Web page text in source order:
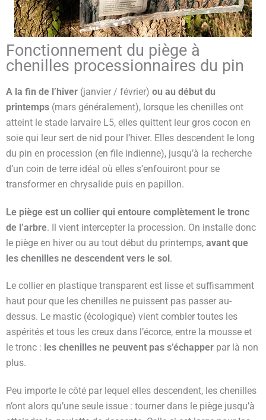
Fonctionnement du piège à
chenilles processionnaires du pin
A la fin de l’hiver (janvier / février) ou au début du
printemps (mars généralement), lorsque les chenilles ont
atteint le stade larvaire L5, elles quittent leur gros cocon en
soie qui leur sert de nid pour l’hiver. Elles descendent le long
du pin en procession (en file indienne), jusqu’à la recherche
d’un coin de terre idéal où elles s’enfouiront pour se
transformer en chrysalide puis en papillon.
Le piège est un collier qui entoure complètement le tronc
de l’arbre. Il vient intercepter la procession. On installe donc
le piège en hiver ou au tout début du printemps, avant que
les chenilles ne descendent vers le sol.
Le collier en plastique transparent est lisse et suffisamment
haut pour que les chenilles ne puissent pas passer au-
dessus. Le mastic (écologique) vient combler toutes les
aspérités et tous les creux dans l’écorce, entre la mousse et
le tronc : les chenilles ne peuvent pas s’échapper par là non
plus.
Peu importe le côté par lequel elles descendent, les chenilles
n’ont alors qu’une seule issue : tourner dans le piège jusqu’à